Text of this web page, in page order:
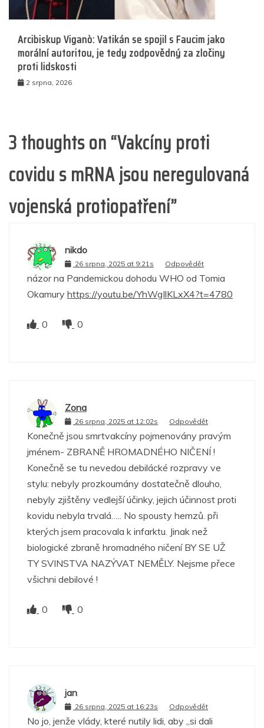
Arcibiskup Viganò: Vatikán se spojil s Faucim jako
morální autoritou, je tedy zodpovědný za zločiny
proti lidskosti
2 srpna, 2026
3 thoughts on “Vakcíny proti
covidu s mRNA jsou neregulovaná
vojenská protiopatření”
nikdo
26 srpna, 2025 at 9:21s Odpovědět
názor na Pandemickou dohodu WHO od Tomia
Okamury https://youtu.be/YhWgIlKLxX4?t=4780
0 0
Zona
26 srpna, 2025 at 12:02s Odpovědět
Konečně jsou smrtvakcíny pojmenovány pravým
jménem- ZBRANĚ HROMADNÉHO NIČENÍ !
Konečně se tu nevedou debilácké rozpravy ve
stylu: nebyly prozkoumány dostatečně dlouho,
nebyly zjištěny vedlejší účinky, jejich účinnost proti
kovidu nebyla trvalá….. No spousty hemzů. při
kterých jsem pracovala k infarktu. Jinak než
biologické zbraně hromadného ničení BY SE UŽ
TY SVINSTVA NAZÝVAT NEMĚLY. Nejsme přece
všichni debilové !
0 0
jan
26 srpna, 2025 at 16:23s Odpovědět
No jo, jenže vlády, které nutily lidi, aby „si dali